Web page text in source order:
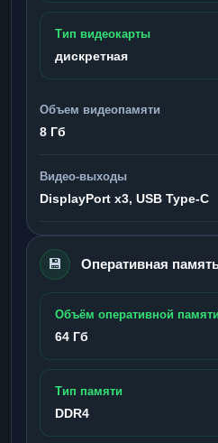
Тип видеокарты
дискретная
Объем видеопамяти
8 Гб
Видео-выходы
DisplayPort x3, USB Type-C
💾 Оперативная
Объём оперативной памяти
64 Гб
Тип памяти
DDR4